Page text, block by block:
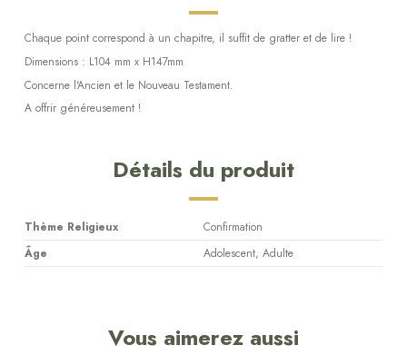
Chaque point correspond à un chapitre, il suffit de gratter et de lire !
Dimensions : L104 mm x H147mm
Concerne l'Ancien et le Nouveau Testament.
A offrir généreusement !
Détails du produit
Thème Religieux
Confirmation
Âge
Adolescent, Adulte
Vous aimerez aussi